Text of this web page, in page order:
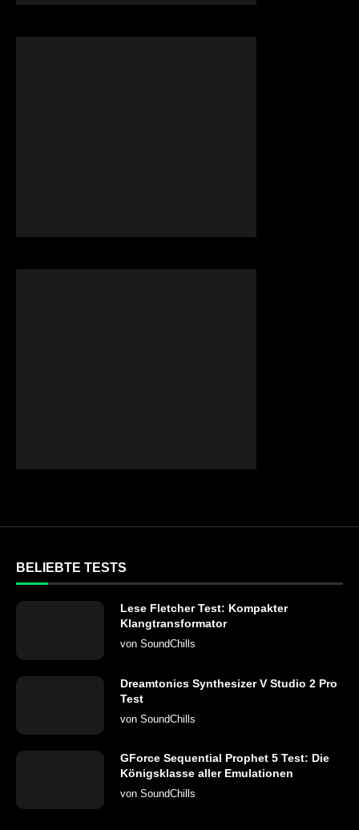
BELIEBTE TESTS
Lese Fletcher Test: Kompakter
Klangtransformator
von SoundChills
Dreamtonics Synthesizer V Studio 2 Pro
Test
von SoundChills
GForce Sequential Prophet 5 Test: Die
Königsklasse aller Emulationen
von SoundChills